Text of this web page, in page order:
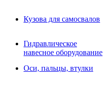
Кузова для самосвалов
Гидравлическое
навесное оборудование
Оси, пальцы, втулки